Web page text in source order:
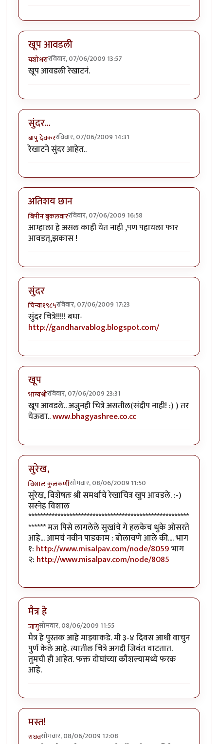
खूप आवडली
यशोधरारविवार, 07/06/2009 13:57
खूप आवडली रेखाटनं.
सुंदर...
बापु देवकररविवार, 07/06/2009 14:31
रेखाटने सुंदर आहेत..
अतिशय छान
बिपीन बुकलवाररविवार, 07/06/2009 16:58
आम्हाला हे असल काही येत नाही ,पण पहायला फार
आवडत्,झकास !
सुंदर
चिन्या१९८५रविवार, 07/06/2009 17:23
सुंदर चित्रे!!!!! बघा-
http://gandharvablog.blogspot.com/
खूप
भाग्यश्रीरविवार, 07/06/2009 23:31
खूप आवडले.. अजुनही चित्रे असतील(संदीप नाही! :) ) तर
येऊद्या..www.bhagyashree.co.cc
सुरेख,
विशाल कुलकर्णीसोमवार, 08/06/2009 11:50
सुरेख, विशेषतः श्री समर्थांचे रेखाचित्र खुप आवडले. :-)
सस्नेह विशाल
*******************************************************
****** मज पिसे लागलेले सुखांचे गे हलकेच धुके ओसरते
आहे... आमचं नवीन पाडकाम : बोलावणे आले की.... भाग
१: http://www.misalpav.com/node/8059भाग
२: http://www.misalpav.com/node/8085
मैत्र हे
जागुसोमवार, 08/06/2009 11:55
मैत्र हे पुस्तक आहे माझ्याकडे. मी ३-४ दिवस आधी वाचुन
पुर्ण केले आहे. त्यातील चित्रे अगदी जिवंत वाटतात.
तुमची ही आहेत. फक्त दोघांच्या कौशल्यामध्ये फरक
आहे.
मस्त!
राघवसोमवार, 08/06/2009 12:08